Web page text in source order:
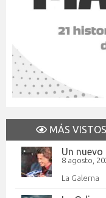
MÁS VISTOS
Un
8 agosto,
La Galerna